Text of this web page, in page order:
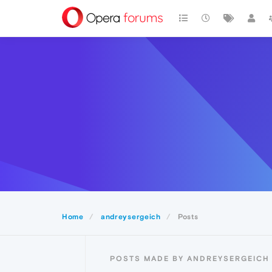
Home andreysergeich Posts
POSTS MADE BY ANDREYSERGEICH